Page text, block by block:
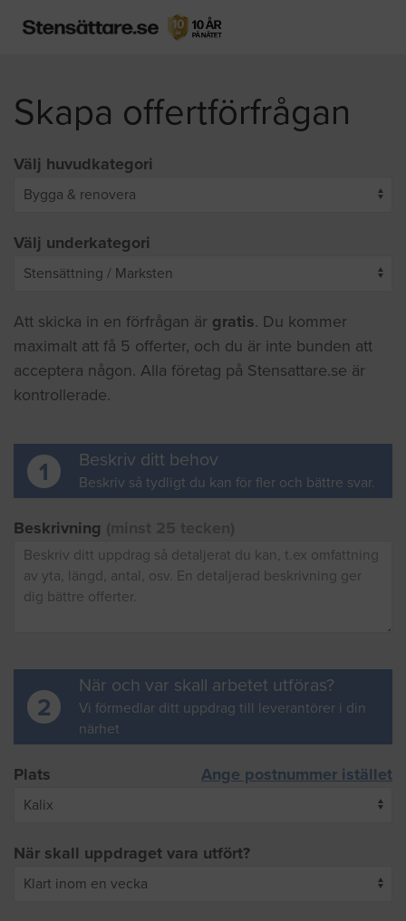
Skapa offertförfrågan
Välj huvudkategori
Välj underkategori
Att skicka in en förfrågan är gratis. Du kommer
maximalt att få 5 offerter, och du är inte bunden att
acceptera någon. Alla företag på Stensattare.se är
kontrollerade.
1 Beskriv ditt behov
Beskriv så tydligt du kan för fler och bättre svar.
Beskrivning
2
När och var skall arbetet utföras?
Vi förmedlar ditt uppdrag till leverantörer i din
närhet
Plats Ange postnummer istället
När skall uppdraget vara utfört?